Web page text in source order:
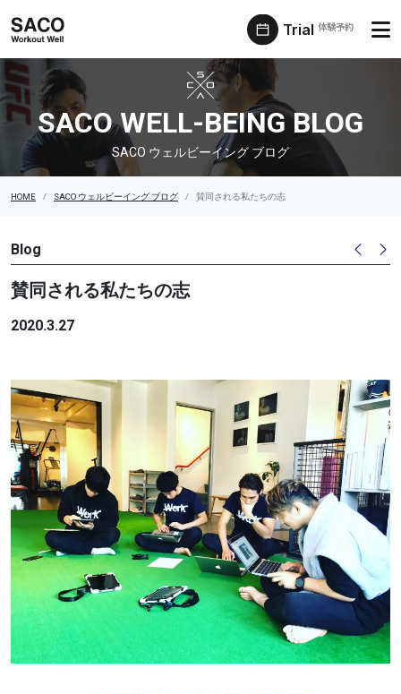
Trial 体験予約
SACO ウェルビーイング ブログ
SACO WELL-BEING BLOG
SACO ウェルビーイング ブログ
HOME SACO ウェルビーイング ブログ 賛同される私たちの志
Blog
賛同される私たちの志
2020.3.27